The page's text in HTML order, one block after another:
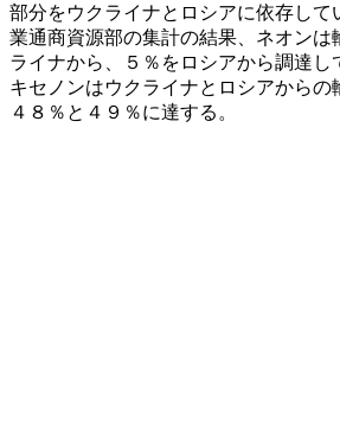
部分をウクライナとロシアに依存して
業通商資源部の集計の結果、ネオンは
ライナから、５％をロシアから調達し
キセノンはウクライナとロシアからの
４８％と４９％に達する。